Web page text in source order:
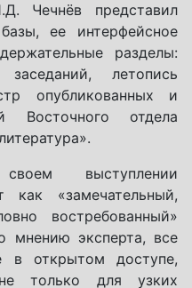
Чечнёв представил
ее интерфейсное
разделы:
летопись
опубликованных и
Восточного отдела
выступлении
как «замечательный,
востребованный»
мнению эксперта, все
в открытом доступе,
только для узких